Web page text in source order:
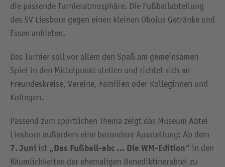
die passende Turnieratmosphäre. Die Fußballabteilung
des SV Liesborn gegen einen kleinen Obolus Getränke und
Essen anbieten.
Das Turnier soll vor allem den Spaß am gemeinsamen
Spiel in den Mittelpunkt stellen und richtet sich an
Freundeskreise, Vereine, Familien oder Kolleginnen und
Kollegen.
Passend zum sportlichen Thema zeigt das Museum Abtei
Liesborn außerdem eine besondere Ausstellung: Ab dem
7. Juni ist „Das Fußball-abc … Die WM-Edition“ in den
Räumlichkeiten der ehemaligen Benediktinerabtei zu